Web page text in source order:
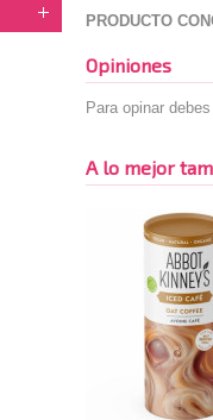
PRODUCTO
Opiniones
Para opinar
A lo mejor